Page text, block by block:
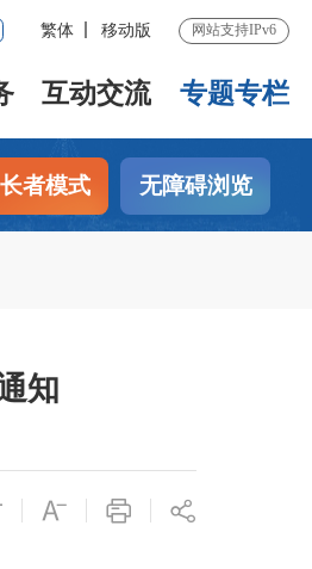
繁体 移动版 网站支持IPv6
互动交流 专题专栏
长者模式 无障碍浏览
知